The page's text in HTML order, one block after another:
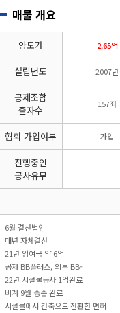
붕
건축물조립공
사업
매물 개요
양도가 2.65억
설립년도 2007년
공제조합
출자수
157좌
협회 가입여부 가입
진행중인
공사유무
6월 결산법인
매년 자체결산
21년 잉여금 약 6억
공제 BB플러스, 외부 BB-
22년 시설물공사 1억완료
비계 9월 중순 완료
시설물에서 건축으로 전환한 면허